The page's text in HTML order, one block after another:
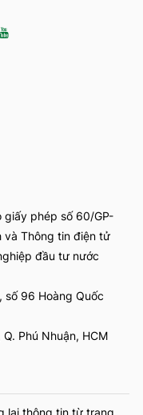
phép số 60/GP-
và Thông tin điện tử
đầu tư nước
số 96 Hoàng Quốc
Phú Nhuận, HCM
lại thông tin từ trang